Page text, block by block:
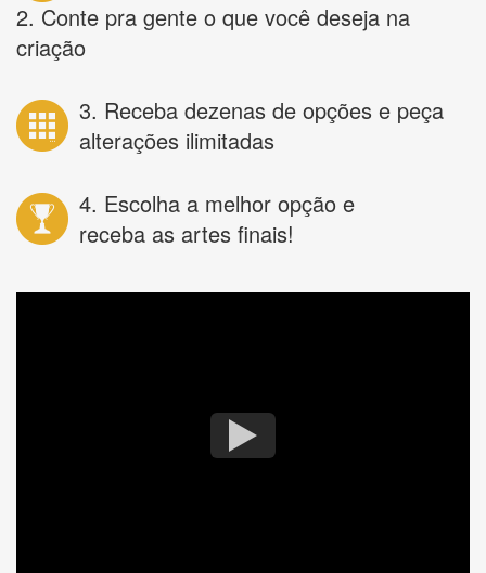
2. Conte pra gente o que você deseja na
criação
3. Receba dezenas de opções e peça
alterações ilimitadas
4. Escolha a melhor opção e
receba as artes finais!